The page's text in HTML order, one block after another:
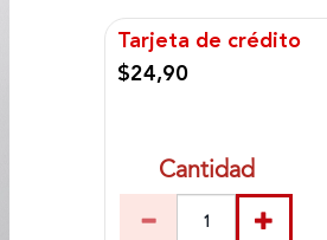
Tarjeta de crédito
$24,90
Cantidad